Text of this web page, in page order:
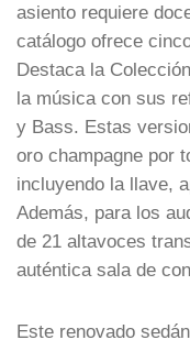
asiento requiere
catálogo ofrece
Destaca la
la música con sus
y Bass. Estas
oro champagne por
incluyendo la llave,
Además, para los
de 21 altavoces
auténtica sala de
Este renovado